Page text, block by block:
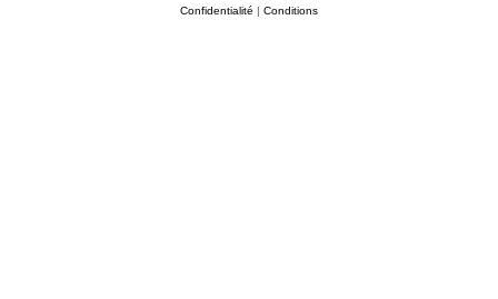
Confidentialité | Conditions